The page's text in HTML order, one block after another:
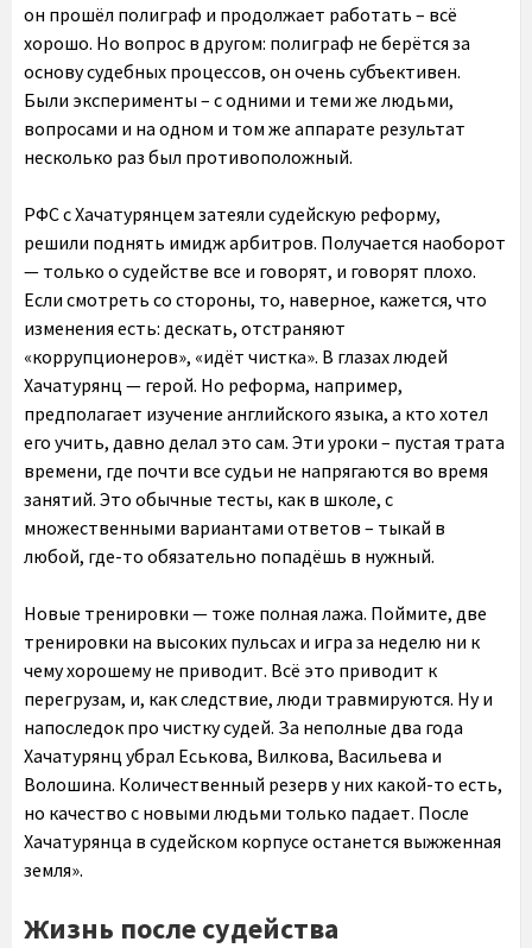
он прошёл полиграф и продолжает работать – всё
хорошо. Но вопрос в другом: полиграф не берётся за
основу судебных процессов, он очень субъективен.
Были эксперименты – с одними и теми же людьми,
вопросами и на одном и том же аппарате результат
несколько раз был противоположный.
РФС с Хачатурянцем затеяли судейскую реформу,
решили поднять имидж арбитров. Получается наоборот
— только о судействе все и говорят, и говорят плохо.
Если смотреть со стороны, то, наверное, кажется, что
изменения есть: дескать, отстраняют
«коррупционеров», «идёт чистка». В глазах людей
Хачатурянц — герой. Но реформа, например,
предполагает изучение английского языка, а кто хотел
его учить, давно делал это сам. Эти уроки – пустая трата
времени, где почти все судьи не напрягаются во время
занятий. Это обычные тесты, как в школе, с
множественными вариантами ответов – тыкай в
любой, где-то обязательно попадёшь в нужный.
Новые тренировки — тоже полная лажа. Поймите, две
тренировки на высоких пульсах и игра за неделю ни к
чему хорошему не приводит. Всё это приводит к
перегрузам, и, как следствие, люди травмируются. Ну и
напоследок про чистку судей. За неполные два года
Хачатурянц убрал Еськова, Вилкова, Васильева и
Волошина. Количественный резерв у них какой-то есть,
но качество с новыми людьми только падает. После
Хачатурянца в судейском корпусе останется выжженная
земля».
Жизнь после судейства